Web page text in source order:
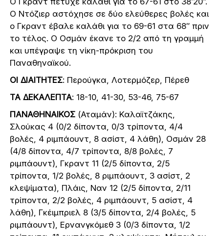
Ο Ντόζιερ αστόχησε σε δύο ελεύθερες βολές και
ο Γκραντ έβαλε καλάθι για το 69-61 στα 68″ πριν
το τέλος. Ο Οσμάν έκανε το 2/2 από τη γραμμή
και υπέγραψε τη νίκη-πρόκριση του
Παναθηναϊκού.
ΟΙ ΔΙΑΙΤΗΤΕΣ: Περούγκα, Λοτερμόζερ, Πέρεθ
ΤΑ ΔΕΚΑΛΕΠΤΑ: 18-10, 41-30, 53-46, 75-67
ΠΑΝΑΘΗΝΑΙΚΟΣ (Αταμάν): Καλαϊτζάκης,
Σλούκας 4 (0/2 δίποντα, 0/3 τρίποντα, 4/4
βολές, 4 ριμπάουντ, 8 ασίστ, 4 λάθη), Οσμάν 28
(4/8 δίποντα, 4/7 τρίποντα, 8/8 βολές, 7
ριμπάουντ), Γκραντ 11 (2/5 δίποντα, 2/5
τρίποντα, 1/2 βολές, 8 ριμπάουντ, 3 ασίστ, 2
κλεψίματα), Πλάις, Ναν 12 (2/5 δίποντα, 2/11
τρίποντα, 2/2 βολές, 4 ριμπάουντ, 5 ασίστ, 4
λάθη), Γκέιμπριελ 8 (3/5 δίποντα, 2/4 βολές, 5
ριμπάουντ), Ερνανγκόμεθ 3 (0/3 δίποντα, 1/2